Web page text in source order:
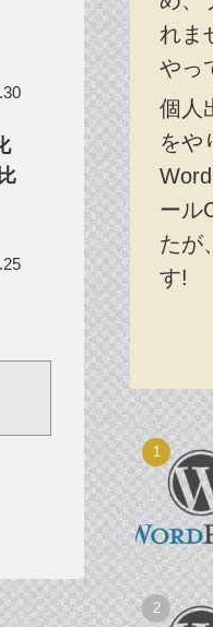
れま
やっ
個人
をや
ール
たが
す!